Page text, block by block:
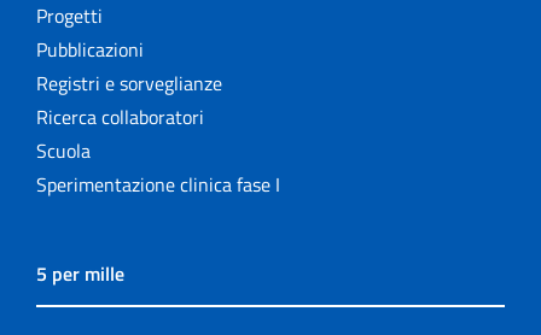
Progetti
Pubblicazioni
Registri e sorveglianze
Ricerca collaboratori
Scuola
Sperimentazione clinica fase I
5 per mille